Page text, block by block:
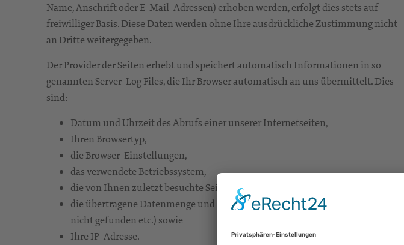
Name, Anschrift oder E-Mail-Adressen) erhoben werden, erfolgt dies stets auf
freiwilliger Basis. Diese Daten werden ohne Ihre ausdrückliche Zustimmung nicht
an Dritte weitergegeben.
Der Provider der Seiten erhebt und speichert automatisch Informationen in so
genannten Server-Log Files, die Ihr Browser automatisch an uns übermittelt. Dies
sind:
Datum und Uhrzeit des Abrufs einer unserer Internetseiten,
Ihren Browsertyp,
die Browser-Einstellungen,
das verwendete Betriebssystem,
die von Ihnen zuletzt besuchte Seite,
die übertragene Datenmenge und der Zugriffsstatus (Datei übertragen, Datei
nicht gefunden etc.) sowie
Ihre IP-Adresse.